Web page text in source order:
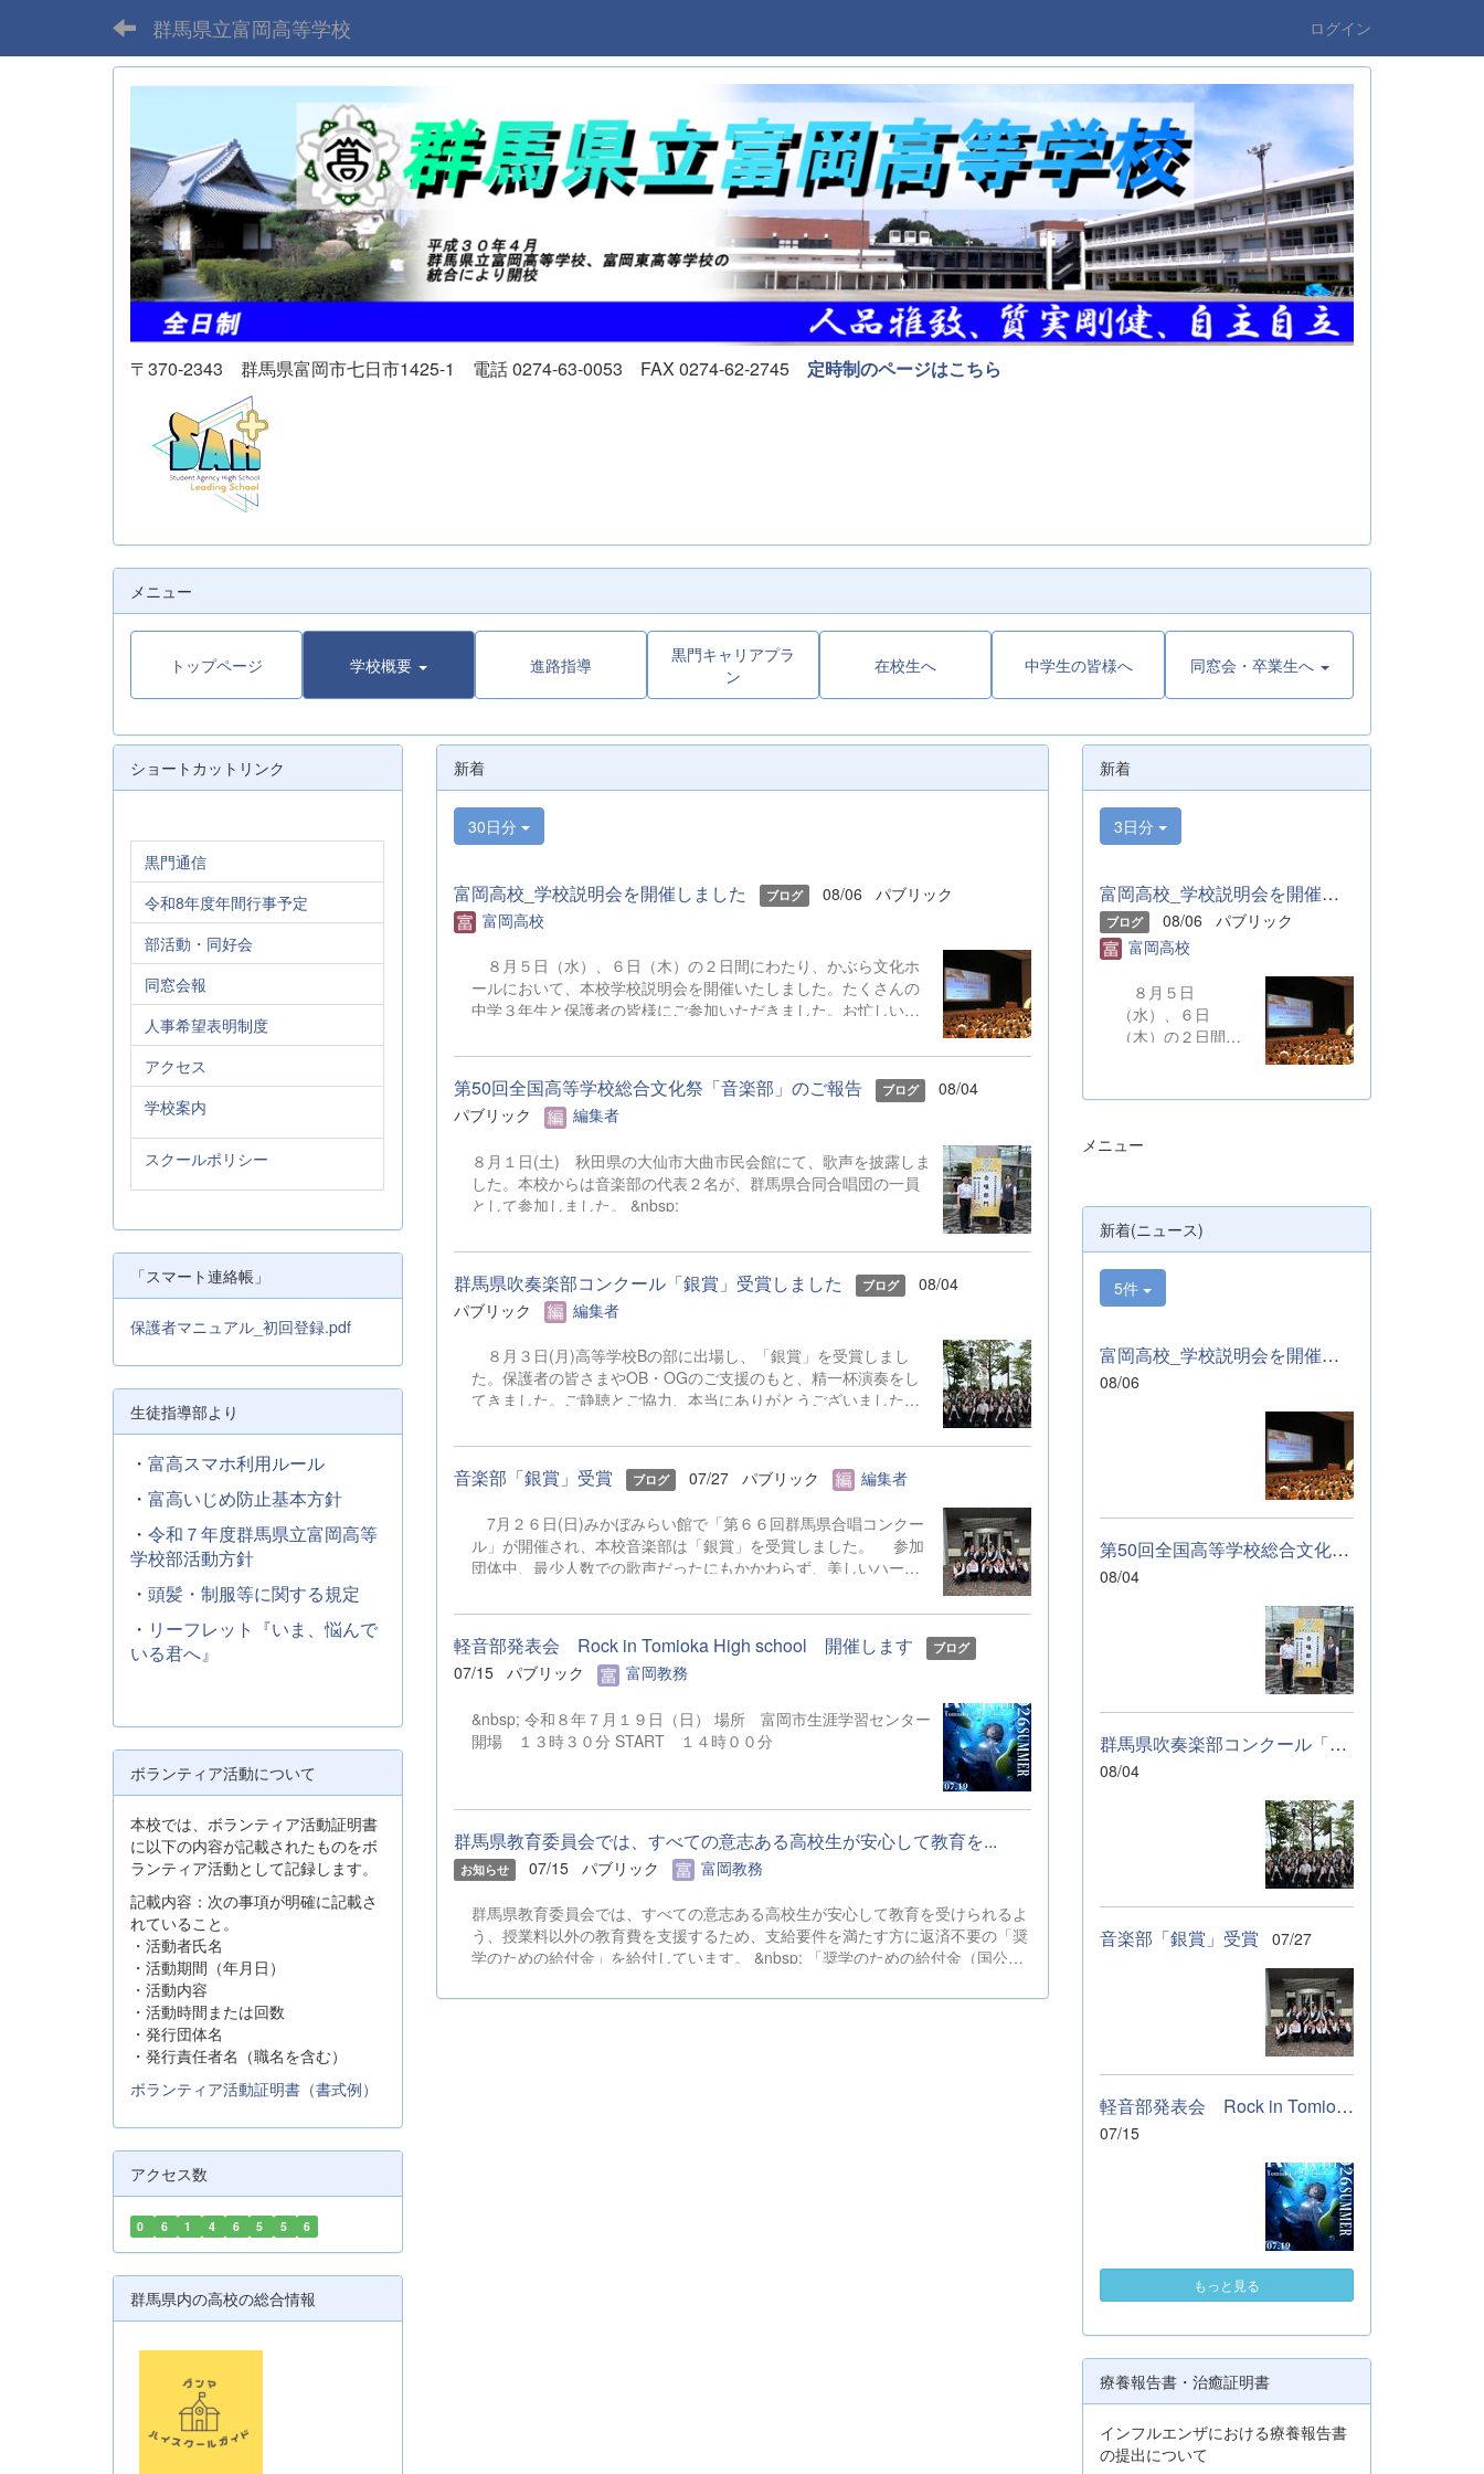
群馬県立富岡高等学校 ログイン
〒370-2343 群馬県富岡市七日市1425-1 電話 0274-63-0053 FAX 0274-62-2745 定時制のページはこちら
メニュー
トップページ 学校概要 進路指導
黒門キャリアプラ
ン
在校生へ 中学生の皆様へ 同窓会・卒業生へ
新着
30日分
富岡高校_学校説明会を開催しました ブログ 08/06
パブリック
富岡高校
８月５日（水）、６日（木）の２日間にわたり、かぶら文化ホ
ールにおいて、本校学校説明会を開催いたしました。たくさんの
中学３年生と保護者の皆様にご参加いただきました。お忙しい
ボランティアの生徒が各係業務や進行、学校紹介説明、探究発表
などの運営に携わりました。生徒たちの熱い思いが中学生や保護
者の皆様に伝わっていれば幸いです。 &nbsp; &nbsp; なお、本
校は今年度、群馬県教育委員会からSAH+ Leading Schoolに認定
動できる生徒の育成」に取り組んでまいります。
第50回全国高等学校総合文化祭「音楽部」のご報告 ブログ
08/04
パブリック
編集者
８月１日(土) 秋田県の大仙市大曲市民会館にて、歌声を披露しま
した。本校からは音楽部の代表２名が、群馬県合同合唱団の一員
として参加しました。 &nbsp;
群馬県吹奏楽部コンクール「銀賞」受賞しました ブログ
08/04
パブリック
編集者
８月３日(月)高等学校Bの部に出場し、「銀賞」を受賞しまし
た。保護者の皆さまやOB・OGのご支援のもと、精一杯演奏をし
てきました。ご静聴とご協力、本当にありがとうございました。
向けて始動します。引き続き、応援をよろしくお願いいたしま
す。 &nbsp; &nbsp; &nbsp; &nbsp;
音楽部「銀賞」受賞 ブログ 07/27 パブリック 編集者
7月２６日(日)みかぼみらい館で「第６６回群馬県合唱コンクー
ル」が開催され、本校音楽部は「銀賞」を受賞しました。 参加
団体中、最少人数での歌声だったにもかかわらず、美しいハーモ
皆さんの声援を励みに、今後も心に響く歌声を届けられるよう精
進いたします。
軽音部発表会 Rock in Tomioka High school 開催します ブログ
07/15 パブリック 富岡教務
&nbsp; 令和８年７月１９日（日） 場所 富岡市生涯学習センター
開場 １３時３０分 START １４時００分
群馬県教育委員会では、すべての意志ある高校生が安心して教育を...
お知らせ 07/15 パブリック 富岡教務
群馬県教育委員会では、すべての意志ある高校生が安心して教育を受けられるよ
う、授業料以外の教育費を支援するため、支給要件を満たす方に返済不要の「奨
学のための給付金」を給付しています。 &nbsp; 「奨学のための給付金（国公
世帯が給付対象になると見込まれ、給付を希望される場合は、期限までに申請し
ショートカットリンク
黒門通信
令和8年度年間行事予定
部活動・同好会
同窓会報
人事希望表明制度
アクセス
学校案内
スクールポリシー
「スマート連絡帳」
保護者マニュアル_初回登録.pdf
生徒指導部より
・ 富高スマホ利用ルール
・ 富高いじめ防止基本方針
・ 令和７年度群馬県立富岡高等
学校部活動方針
・ 頭髪・制服等に関する規定
・ リーフレット『いま、悩んで
いる君へ』
ボランティア活動について
本校では、ボランティア活動証明書
に以下の内容が記載されたものをボ
ランティア活動として記録します。
記載内容：次の事項が明確に記載さ
れていること。
・活動者氏名
・活動期間（年月日）
・活動内容
・活動時間または回数
・発行団体名
・発行責任者名（職名を含む）
ボランティア活動証明書（書式例）
アクセス数
0 6 1 4 6 5 5 6
群馬県内の高校の総合情報
新着
3日分
富岡高校_学校説明会を開催しました
ブログ 08/06
パブリック
富岡高校
８月５日
（水）、６日
（木）の２日間に
て、本校学校説明
した。たくさんの
いただきました。
お忙しい中、ご来
場ありがとうござ
いました。 ま
た、各日およそ80
の生徒が各係業務
や進行、学校紹介
説明、探究発表な
幸いです。 &nbsp;
&nbsp; なお、本
校は今年度、群馬
県教育委員会から
徒の育成」に取り
組んでまいりま
メニュー
新着(ニュース)
5件
富岡高校_学校説明会を開催しました
08/06
第50回全国高等学校総合文化祭「音楽部」のご報告
08/04
群馬県吹奏楽部コンクール「銀賞」受賞しました
08/04
音楽部「銀賞」受賞 07/27
軽音部発表会 Rock in Tomioka High school 開催します
07/15
もっと見る
療養報告書・治癒証明書
インフルエンザにおける療養報告書
の提出について